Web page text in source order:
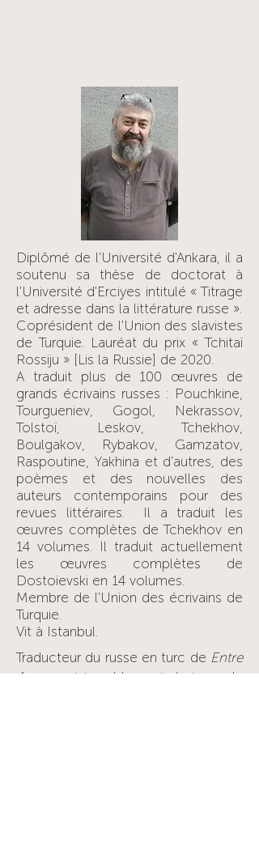
Diplômé de l’Université d'Ankara, il a
soutenu sa thèse de doctorat à
l'Université d'Erciyes intitulé « Titrage
et adresse dans la littérature russe ».
Coprésident de l'Union des slavistes
de Turquie. Lauréat du prix « Tchitaï
Rossiju » [Lis la Russie] de 2020.
A traduit plus de 100 œuvres de
grands écrivains russes : Pouchkine,
Tourgueniev, Gogol, Nekrassov,
Tolstoï, Leskov, Tchekhov,
Boulgakov, Rybakov, Gamzatov,
Raspoutine, Yakhina et d’autres, des
poèmes et des nouvelles des
auteurs contemporains pour des
revues littéraires. Il a traduit les
œuvres complètes de Tchekhov en
14 volumes. Il traduit actuellement
les œuvres complètes de
Dostoïevski en 14 volumes.
Membre de l'Union des écrivains de
Turquie.
Vit à Istanbul.
Traducteur du russe en turc de Entre
Amour et tremblement de terre, de